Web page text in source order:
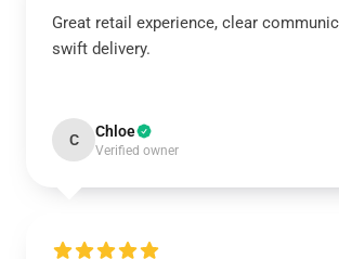
Great retail experience, clear
swift delivery.
C Chloe
Verified owner